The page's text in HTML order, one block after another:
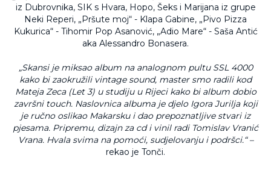
iz Dubrovnika, SIK s Hvara, Hopo, Šeks i Marijana iz grupe
Neki Reperi, „Pršute moj“ - Klapa Gabine, „Pivo Pizza
Kukurica“ - Tihomir Pop Asanović, „Adio Mare“ - Saša Antić
aka Alessandro Bonasera.
„Skansi je miksao album na analognom pultu SSL 4000
kako bi zaokružili vintage sound, master smo radili kod
Mateja Zeca (Let 3) u studiju u Rijeci kako bi album dobio
završni touch. Naslovnica albuma je djelo Igora Jurilja koji
je ručno oslikao Makarsku i dao prepoznatljive stvari iz
pjesama. Pripremu, dizajn za cd i vinil radi Tomislav Vranić
Vrana. Hvala svima na pomoći, sudjelovanju i podršci.“ –
rekao je Tonči.